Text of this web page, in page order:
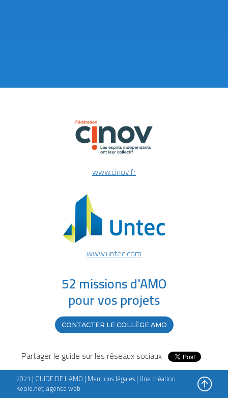
www.cinov.fr
www.untec.com
52 missions d'AMO
pour vos projets
CONTACTER LE COLLÈGE AMO
Partager le guide sur les réseaux sociaux
2021 | GUIDE DE L'AMO | Mentions légales| Une création
Keole.net, agence web